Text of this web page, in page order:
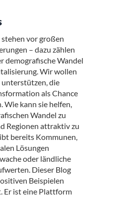
vor großen
– dazu zählen
demografische Wandel
Wir wollen
die
als Chance
Wie kann sie helfen,
Wandel zu
Regionen attraktiv zu
bereits Kommunen,
Lösungen
oder ländliche
Dieser Blog
Beispielen
Er ist eine Plattform